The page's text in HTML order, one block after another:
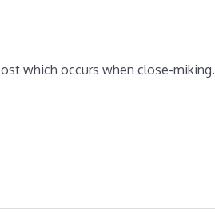
which occurs when close-miking.